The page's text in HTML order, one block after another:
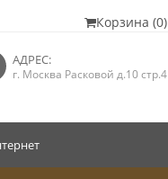
Корзина (0)
АДРЕС:
г. Москва Расковой д.10 стр.4